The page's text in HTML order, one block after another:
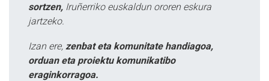
sortzen, Iruñerriko euskaldun ororen eskura
jartzeko.
Izan ere, zenbat eta komunitate handiagoa,
orduan eta proiektu komunikatibo
eraginkorragoa.